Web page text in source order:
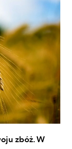
zbóż. W